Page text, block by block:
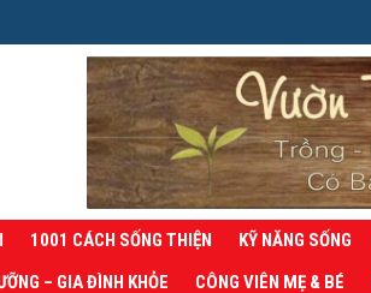
1001 CÁCH SỐNG THIỆN KỸ NĂNG SỐNG
– GIA ĐÌNH KHỎE CÔNG VIÊN MẸ & BÉ